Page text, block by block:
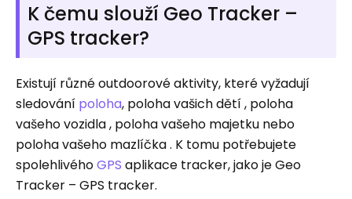
K čemu slouží Geo Tracker –
GPS tracker?
Existují různé outdoorové aktivity, které vyžadují
sledování poloha, poloha vašich dětí , poloha
vašeho vozidla , poloha vašeho majetku nebo
poloha vašeho mazlíčka . K tomu potřebujete
spolehlivéhoGPS aplikace tracker, jako je Geo
Tracker – GPS tracker.